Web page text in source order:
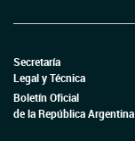
Secretaría
Legal y Técnica
Boletín Oficial
de la República Argentina